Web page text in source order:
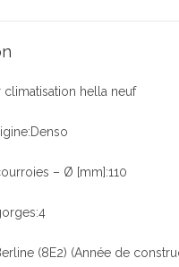
hella neuf
– Ø [mm]:110
(8E2) (Année de